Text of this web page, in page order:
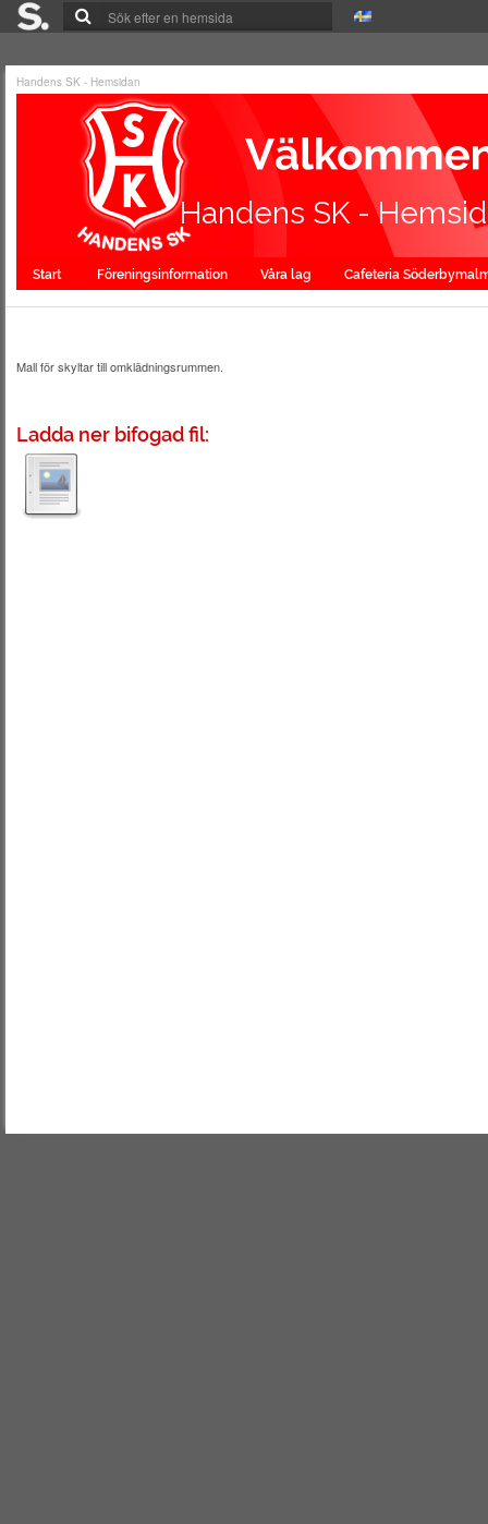
Handens SK - Hemsidan
Handens SK -
Start Föreningsinformation Våra lag Cafeteria
Mall för skyltar till omklädningsrummen.
Ladda ner bifogad fil: